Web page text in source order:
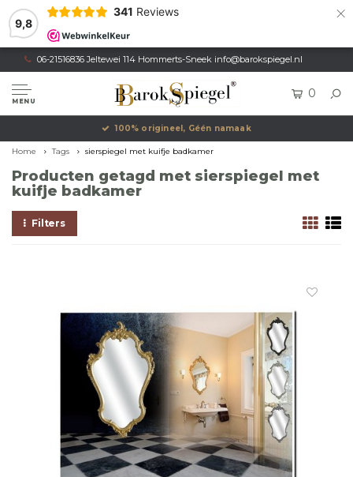
9,8
341 Reviews ×
06-21516836 Jeltewei 114 Hommerts-Sneek info@barokspiegel.nl
MENU
0
100% origineel, Géén namaak
Home Tags sierspiegel met kuifje badkamer
Producten getagd met sierspiegel met
kuifje badkamer
Filters